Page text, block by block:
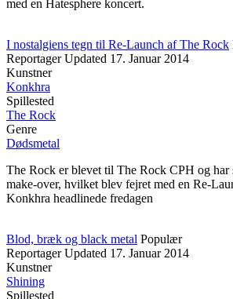
med en Hatesphere koncert.
I nostalgiens tegn til Re-Launch af The Rock
Reportager Updated 17. Januar 2014
Kunstner
Konkhra
Spillested
The Rock
Genre
Dødsmetal
The Rock er blevet til The Rock CPH og har
make-over, hvilket blev fejret med en Re-
Konkhra headlinede fredagen
Blod, bræk og black metal Populær
Reportager Updated 17. Januar 2014
Kunstner
Shining
Spillested